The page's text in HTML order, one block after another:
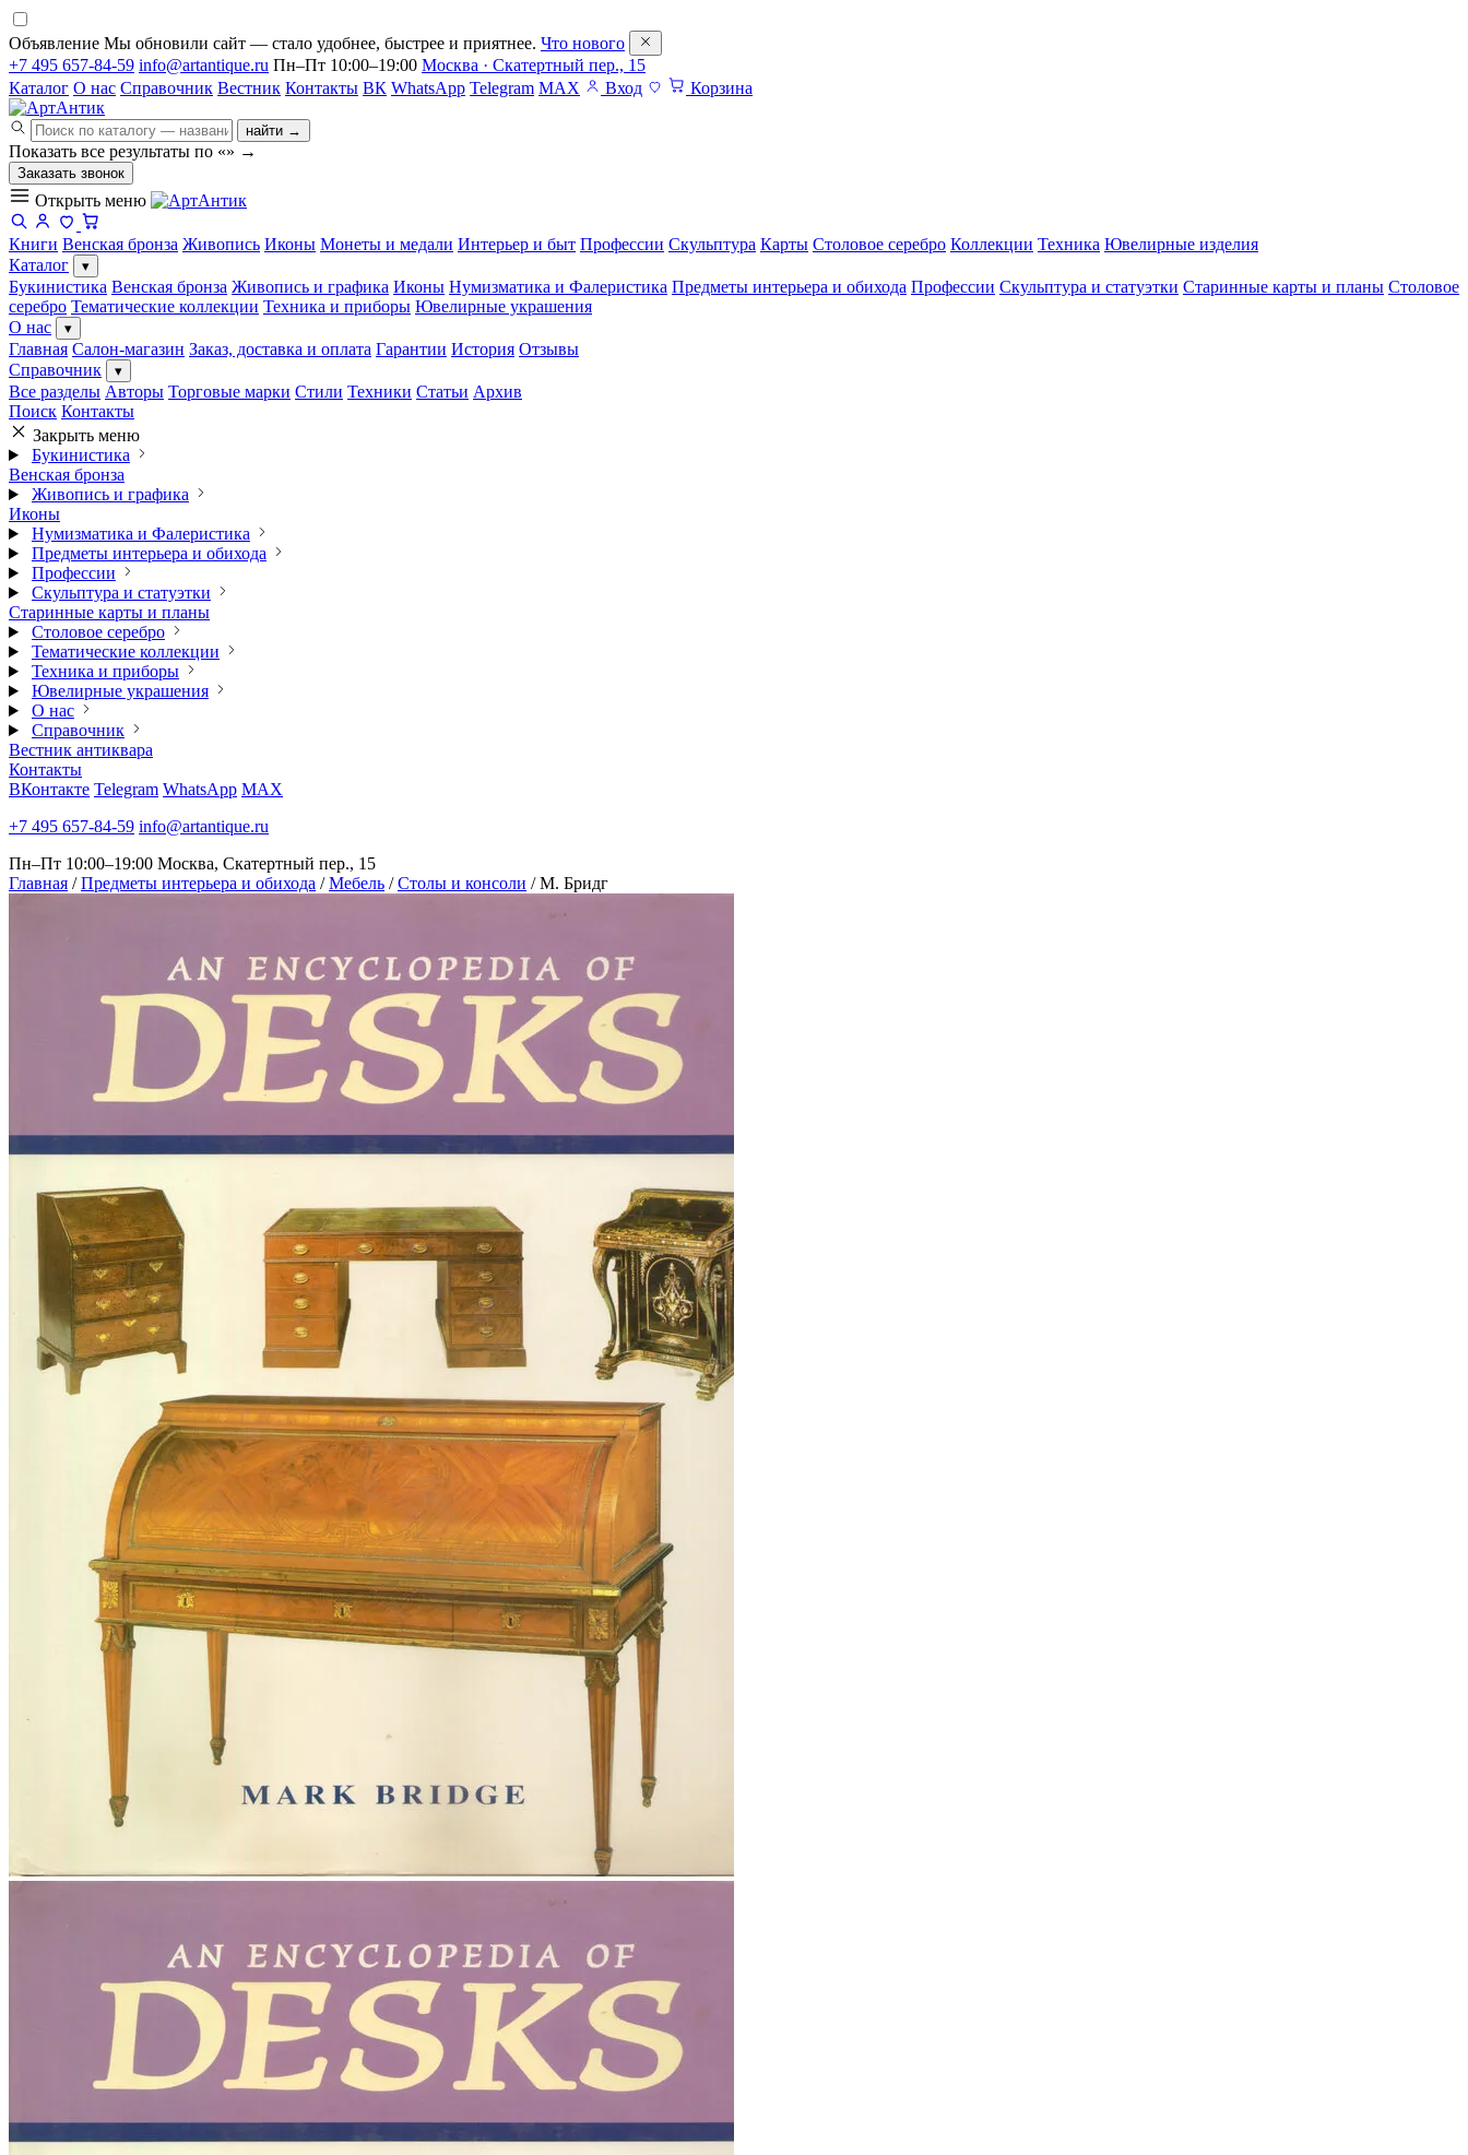
Объявление Мы обновили сайт — стало удобнее, быстрее и приятнее. Что нового
+7 495 657-84-59 info@artantique.ru Пн–Пт 10:00–19:00 Москва · Скатертный пер., 15
Каталог О нас Справочник Вестник Контакты ВК WhatsApp Telegram MAX Вход Корзина
найти →
Показать все результаты по «» →
Заказать звонок
Открыть меню
Книги Венская бронза Живопись Иконы Монеты и медали Интерьер и быт Профессии Скульптура Карты Столовое серебро Коллекции Техника Ювелирные изделия
Каталог
▾
Букинистика Венская бронза Живопись и графика Иконы Нумизматика и Фалеристика Предметы интерьера и обихода Профессии Скульптура и статуэтки Старинные карты и планы Столовое
серебро Тематические коллекции Техника и приборы Ювелирные украшения
О нас
▾
Главная Салон-магазин Заказ, доставка и оплата Гарантии История Отзывы
Справочник
▾
Все разделы Авторы Торговые марки Стили Техники Статьи Архив
Поиск Контакты
Закрыть меню
Букинистика
Венская бронза
Живопись и графика
Иконы
Нумизматика и Фалеристика
Предметы интерьера и обихода
Профессии
Скульптура и статуэтки
Старинные карты и планы
Столовое серебро
Тематические коллекции
Техника и приборы
Ювелирные украшения
О нас
Справочник
Вестник антиквара
Контакты
ВКонтакте Telegram WhatsApp MAX
+7 495 657-84-59 info@artantique.ru
Пн–Пт 10:00–19:00 Москва, Скатертный пер., 15
Главная / Предметы интерьера и обихода / Мебель / Столы и консоли / М. Бридг